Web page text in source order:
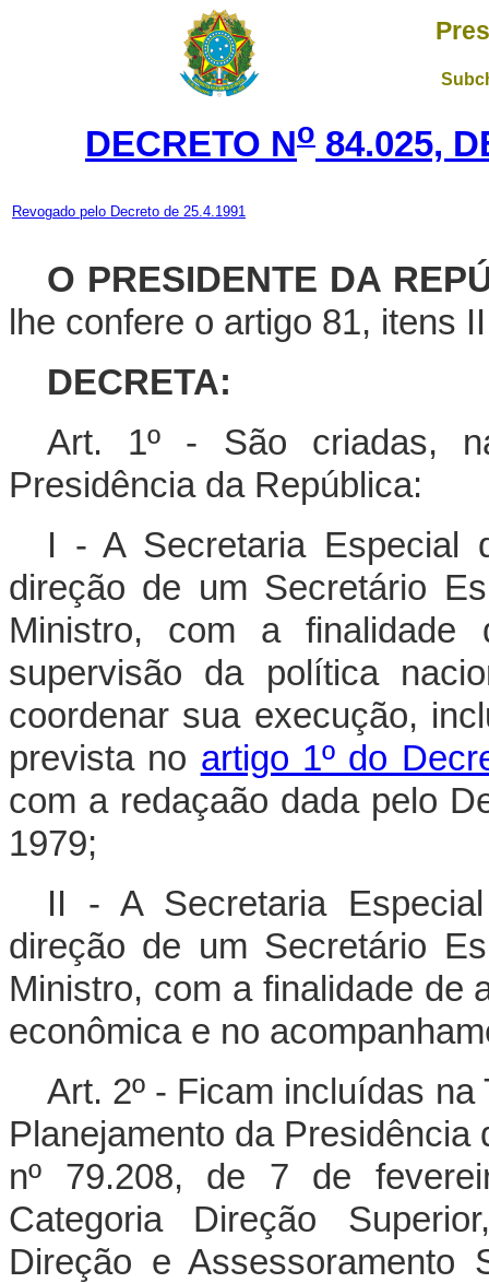
DECRETO No 84.025,
Revogado pelo Decreto de 25.4.1991
O PRESIDENTE DA
lhe confere o artigo 81, itens
DECRETA:
Art. 1º - São criadas,
Presidência da República:
I - A Secretaria Especial
direção de um Secretário
Ministro, com a finalidade
supervisão da política
coordenar sua execução,
prevista no artigo 1º do
com a redaçaão dada pelo
1979;
II - A Secretaria
direção de um Secretário
Ministro, com a finalidade de
econômica e no
Art. 2º - Ficam incluídas
Planejamento da
nº 79.208, de 7 de
Categoria Direção
Direção e Assessoramento